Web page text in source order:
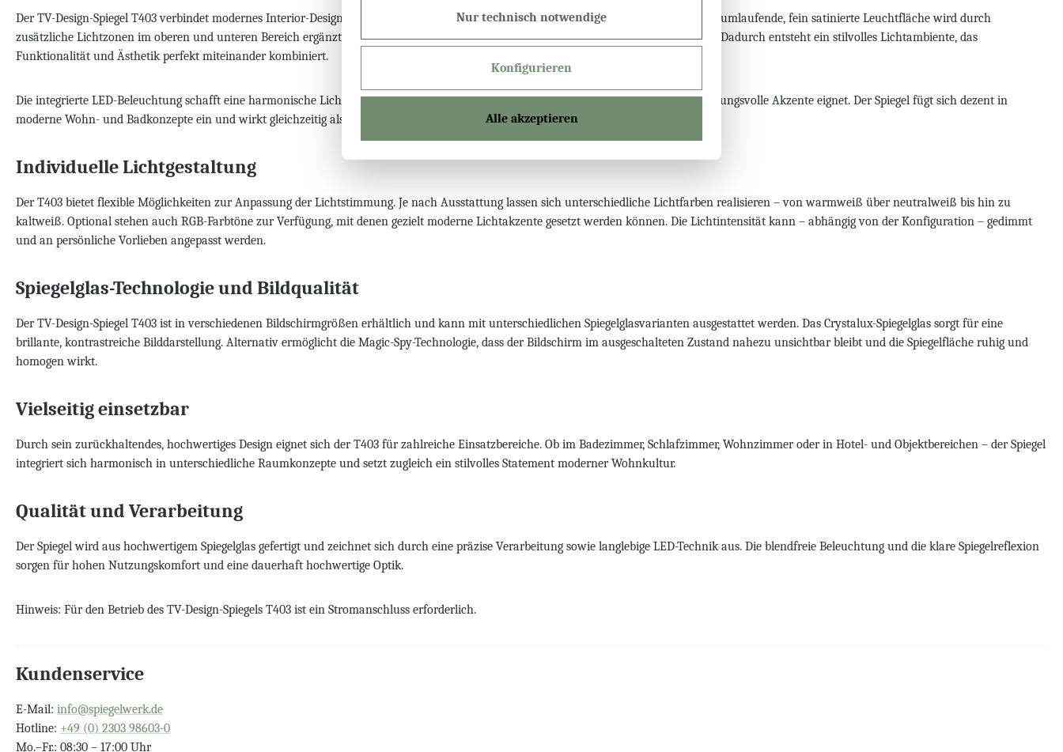
Der TV-Design-Spiegel T403 verbindet modernes Interior-Design mit hochwertiger Technik und einer klaren, eleganten Formsprache. Die umlaufende, fein satinierte Leuchtfläche wird durch
zusätzliche Lichtzonen im oberen und unteren Bereich ergänzt und sorgt für eine gleichmäßige, angenehme Ausleuchtung des Raumes. Dadurch entsteht ein stilvolles Lichtambiente, das
Funktionalität und Ästhetik perfekt miteinander kombiniert.
Die integrierte LED-Beleuchtung schafft eine harmonische Lichtwirkung, die sich sowohl für den täglichen Gebrauch als auch für stimmungsvolle Akzente eignet. Der Spiegel fügt sich dezent in
moderne Wohn- und Badkonzepte ein und wirkt gleichzeitig als hochwertiges Designobjekt mit klarer architektonischer Wirkung.
Individuelle Lichtgestaltung
Der T403 bietet flexible Möglichkeiten zur Anpassung der Lichtstimmung. Je nach Ausstattung lassen sich unterschiedliche Lichtfarben realisieren – von warmweiß über neutralweiß bis hin zu
kaltweiß. Optional stehen auch RGB-Farbtöne zur Verfügung, mit denen gezielt moderne Lichtakzente gesetzt werden können. Die Lichtintensität kann – abhängig von der Konfiguration – gedimmt
und an persönliche Vorlieben angepasst werden.
Spiegelglas-Technologie und Bildqualität
Der TV-Design-Spiegel T403 ist in verschiedenen Bildschirmgrößen erhältlich und kann mit unterschiedlichen Spiegelglasvarianten ausgestattet werden. Das Crystalux-Spiegelglas sorgt für eine
brillante, kontrastreiche Bilddarstellung. Alternativ ermöglicht die Magic-Spy-Technologie, dass der Bildschirm im ausgeschalteten Zustand nahezu unsichtbar bleibt und die Spiegelfläche ruhig und
homogen wirkt.
Vielseitig einsetzbar
Durch sein zurückhaltendes, hochwertiges Design eignet sich der T403 für zahlreiche Einsatzbereiche. Ob im Badezimmer, Schlafzimmer, Wohnzimmer oder in Hotel- und Objektbereichen – der Spiegel
integriert sich harmonisch in unterschiedliche Raumkonzepte und setzt zugleich ein stilvolles Statement moderner Wohnkultur.
Qualität und Verarbeitung
Der Spiegel wird aus hochwertigem Spiegelglas gefertigt und zeichnet sich durch eine präzise Verarbeitung sowie langlebige LED-Technik aus. Die blendfreie Beleuchtung und die klare Spiegelreflexion
sorgen für hohen Nutzungskomfort und eine dauerhaft hochwertige Optik.
Hinweis: Für den Betrieb des TV-Design-Spiegels T403 ist ein Stromanschluss erforderlich.
Kundenservice
E-Mail: info@spiegelwerk.de
Hotline: +49 (0) 2303 98603-0
Mo.–Fr.: 08:30 – 17:00 Uhr
Nur technisch notwendige
Konfigurieren
Alle akzeptieren